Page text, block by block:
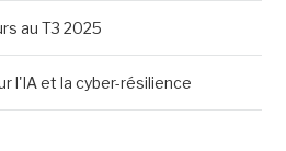
au T3 2025
l'IA et la cyber-résilience